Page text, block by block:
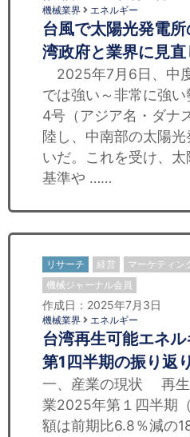
機械業界 エネルギー
台風で太陽光発電
湾政府と業界に見
2025年7月6日、中
では強い～非常に強
4号（アジア名・ダナ
陸し、中南部の太陽
いだ。これを受け、
基準や ……
リサーチ 経営 マーケティン
機械ジャーナル会員
作成日：2025年7月3日
機械業界 エネルギー
台湾再生可能エネ
第1四半期の振り返
一、産業の現状 再生
業2025年第１四半期
額は前期比6.8％減の